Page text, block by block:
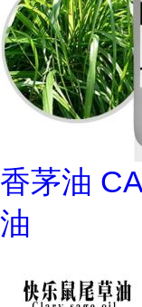
香茅油
油